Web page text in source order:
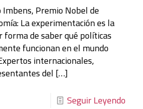
Imbens, Premio Nobel de
La experimentación es la
forma de saber qué políticas
funcionan en el mundo
internacionales,
del[…]
Seguir Leyendo